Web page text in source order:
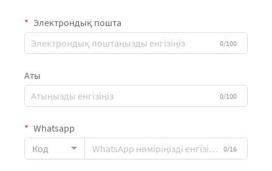
Электрондық пошта
0/100
Аты
0/100
Whatsapp
Код
0/16